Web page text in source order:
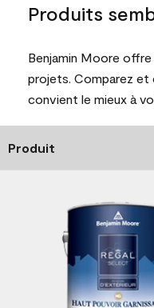
Produits
Benjamin Moore
projets. Comparez et
convient le mieux à
Produit